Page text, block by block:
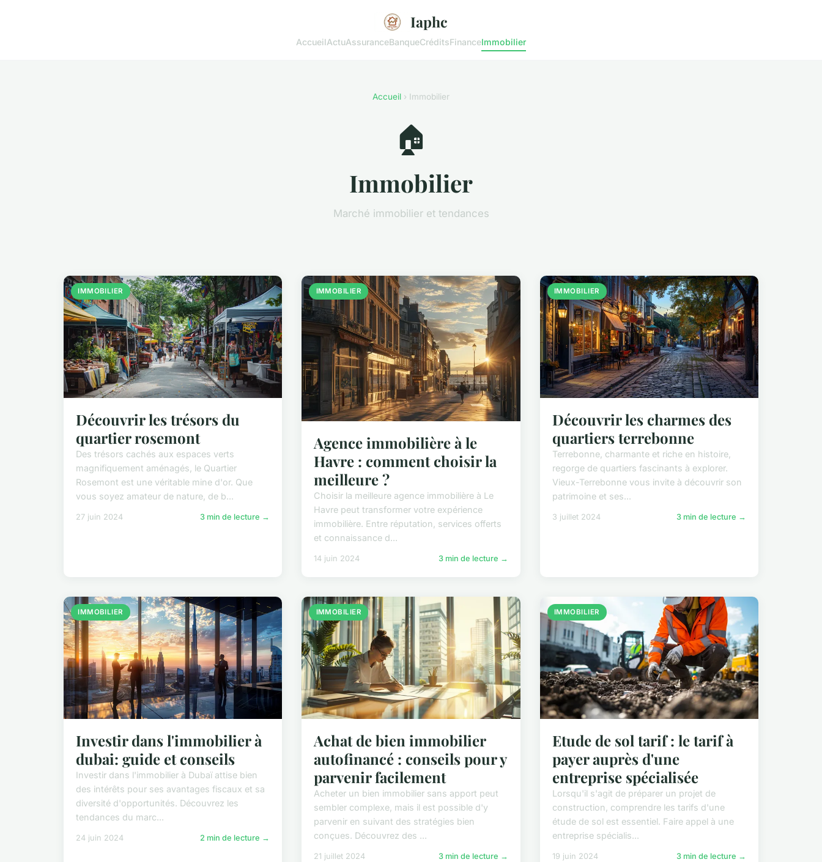
Iaphc
AccueilActuAssuranceBanqueCréditsFinanceImmobilier
Accueil › Immobilier
🏠
Immobilier
Marché immobilier et tendances
IMMOBILIER
Découvrir les trésors du
quartier rosemont
Des trésors cachés aux espaces verts
magnifiquement aménagés, le Quartier
Rosemont est une véritable mine d'or. Que
vous soyez amateur de nature, de b...
27 juin 2024 3 min de lecture →
IMMOBILIER
Agence immobilière à le
Havre : comment choisir la
meilleure ?
Choisir la meilleure agence immobilière à Le
Havre peut transformer votre expérience
immobilière. Entre réputation, services offerts
et connaissance d...
14 juin 2024 3 min de lecture →
IMMOBILIER
Découvrir les charmes des
quartiers terrebonne
Terrebonne, charmante et riche en histoire,
regorge de quartiers fascinants à explorer.
Vieux-Terrebonne vous invite à découvrir son
patrimoine et ses...
3 juillet 2024 3 min de lecture →
IMMOBILIER
Investir dans l'immobilier à
dubai: guide et conseils
Investir dans l'immobilier à Dubaï attise bien
des intérêts pour ses avantages fiscaux et sa
diversité d'opportunités. Découvrez les
tendances du marc...
24 juin 2024 2 min de lecture →
IMMOBILIER
Achat de bien immobilier
autofinancé : conseils pour y
parvenir facilement
Acheter un bien immobilier sans apport peut
sembler complexe, mais il est possible d'y
parvenir en suivant des stratégies bien
conçues. Découvrez des ...
21 juillet 2024 3 min de lecture →
IMMOBILIER
Etude de sol tarif : le tarif à
payer auprès d'une
entreprise spécialisée
Lorsqu'il s'agit de préparer un projet de
construction, comprendre les tarifs d'une
étude de sol est essentiel. Faire appel à une
entreprise spécialis...
19 juin 2024 3 min de lecture →